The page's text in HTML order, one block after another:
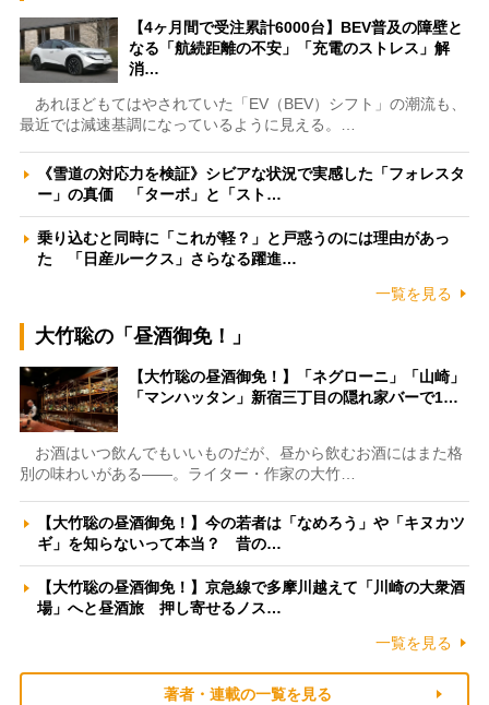
【4ヶ月間で受注累計6000台】BEV普及の障壁と
なる「航続距離の不安」「充電のストレス」解
消…
あれほどもてはやされていた「EV（BEV）シフト」の潮流も、
最近では減速基調になっているように見える。…
《雪道の対応力を検証》シビアな状況で実感した「フォレスタ
ー」の真価 「ターボ」と「スト…
乗り込むと同時に「これが軽？」と戸惑うのには理由があっ
た 「日産ルークス」さらなる躍進…
一覧を見る
大竹聡の「昼酒御免！」
【大竹聡の昼酒御免！】「ネグローニ」「山崎」
「マンハッタン」新宿三丁目の隠れ家バーで1…
お酒はいつ飲んでもいいものだが、昼から飲むお酒にはまた格
別の味わいがある――。ライター・作家の大竹…
【大竹聡の昼酒御免！】今の若者は「なめろう」や「キヌカツ
ギ」を知らないって本当？ 昔の…
【大竹聡の昼酒御免！】京急線で多摩川越えて「川崎の大衆酒
場」へと昼酒旅 押し寄せるノス…
一覧を見る
著者・連載の一覧を見る